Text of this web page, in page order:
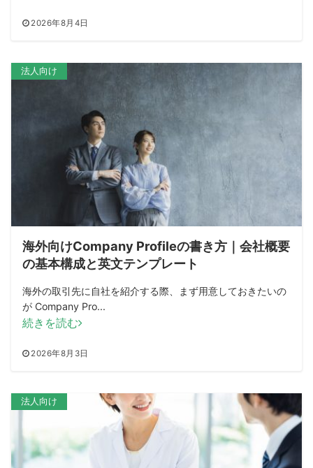
2026年8月4日
法人向け
海外向けCompany Profileの書き方｜会社概要
の基本構成と英文テンプレート
海外の取引先に自社を紹介する際、まず用意しておきたいの
が Company Pro...
2026年8月3日
続きを読む
法人向け